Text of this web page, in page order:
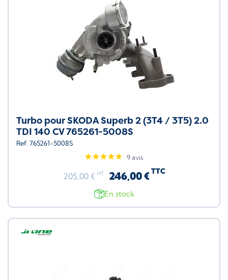
Turbo pour SKODA Superb 2 (3T4 / 3T5) 2.0
TDI 140 CV 765261-5008S
Ref. 765261-5008S
9 avis
205,00 € HT 246,00 € TTC
En stock
Neuf